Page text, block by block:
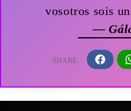
vosotros sois
—